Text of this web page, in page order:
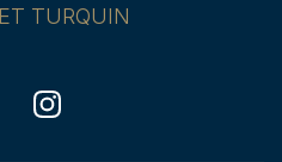
TURQUIN